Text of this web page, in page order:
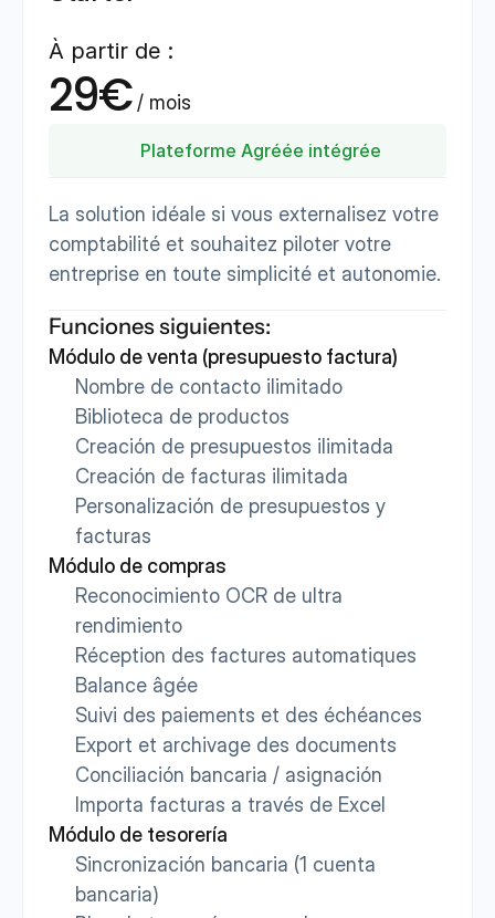
À partir de :
29€ / mois
Plateforme Agréée intégrée
La solution idéale si vous externalisez votre
comptabilité et souhaitez piloter votre
entreprise en toute simplicité et autonomie.
Funciones siguientes:
Módulo de tesorería
Sincronización bancaria (1 cuenta
bancaria)
Módulo de compras
Reconocimiento OCR de ultra
rendimiento
Réception des factures automatiques
Balance âgée
Suivi des paiements et des échéances
Export et archivage des documents
Conciliación bancaria / asignación
Importa facturas a través de Excel
Módulo de venta (presupuesto factura)
Nombre de contacto ilimitado
Biblioteca de productos
Creación de presupuestos ilimitada
Creación de facturas ilimitada
Personalización de presupuestos y
facturas